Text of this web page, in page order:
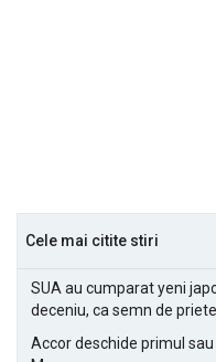
Cele mai citite stiri
SUA au cumparat yeni
deceniu, ca semn de
Accor deschide primul